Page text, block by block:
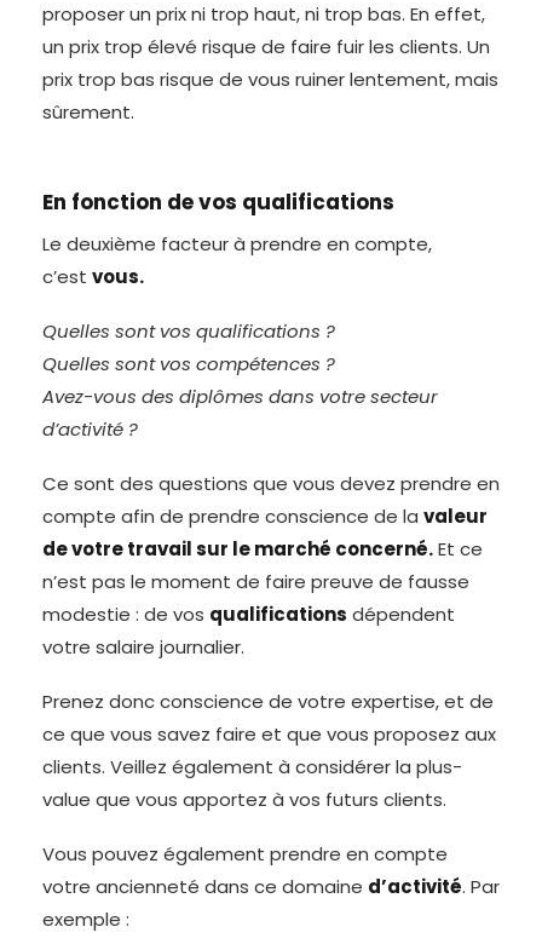
proposer un prix ni trop haut, ni trop bas. En effet,
un prix trop élevé risque de faire fuir les clients. Un
prix trop bas risque de vous ruiner lentement, mais
sûrement.
En fonction de vos qualifications
Le deuxième facteur à prendre en compte,
c’est vous.
Quelles sont vos qualifications ?
Quelles sont vos compétences ?
Avez-vous des diplômes dans votre secteur
d’activité ?
Ce sont des questions que vous devez prendre en
compte afin de prendre conscience de la valeur
de votre travail sur le marché concerné.Et ce
n’est pas le moment de faire preuve de fausse
modestie : de vos qualifications dépendent
votre salaire journalier.
Prenez donc conscience de votre expertise, et de
ce que vous savez faire et que vous proposez aux
clients. Veillez également à considérer la plus-
value que vous apportez à vos futurs clients.
Vous pouvez également prendre en compte
votre ancienneté dans ce domaine d’activité. Par
exemple :